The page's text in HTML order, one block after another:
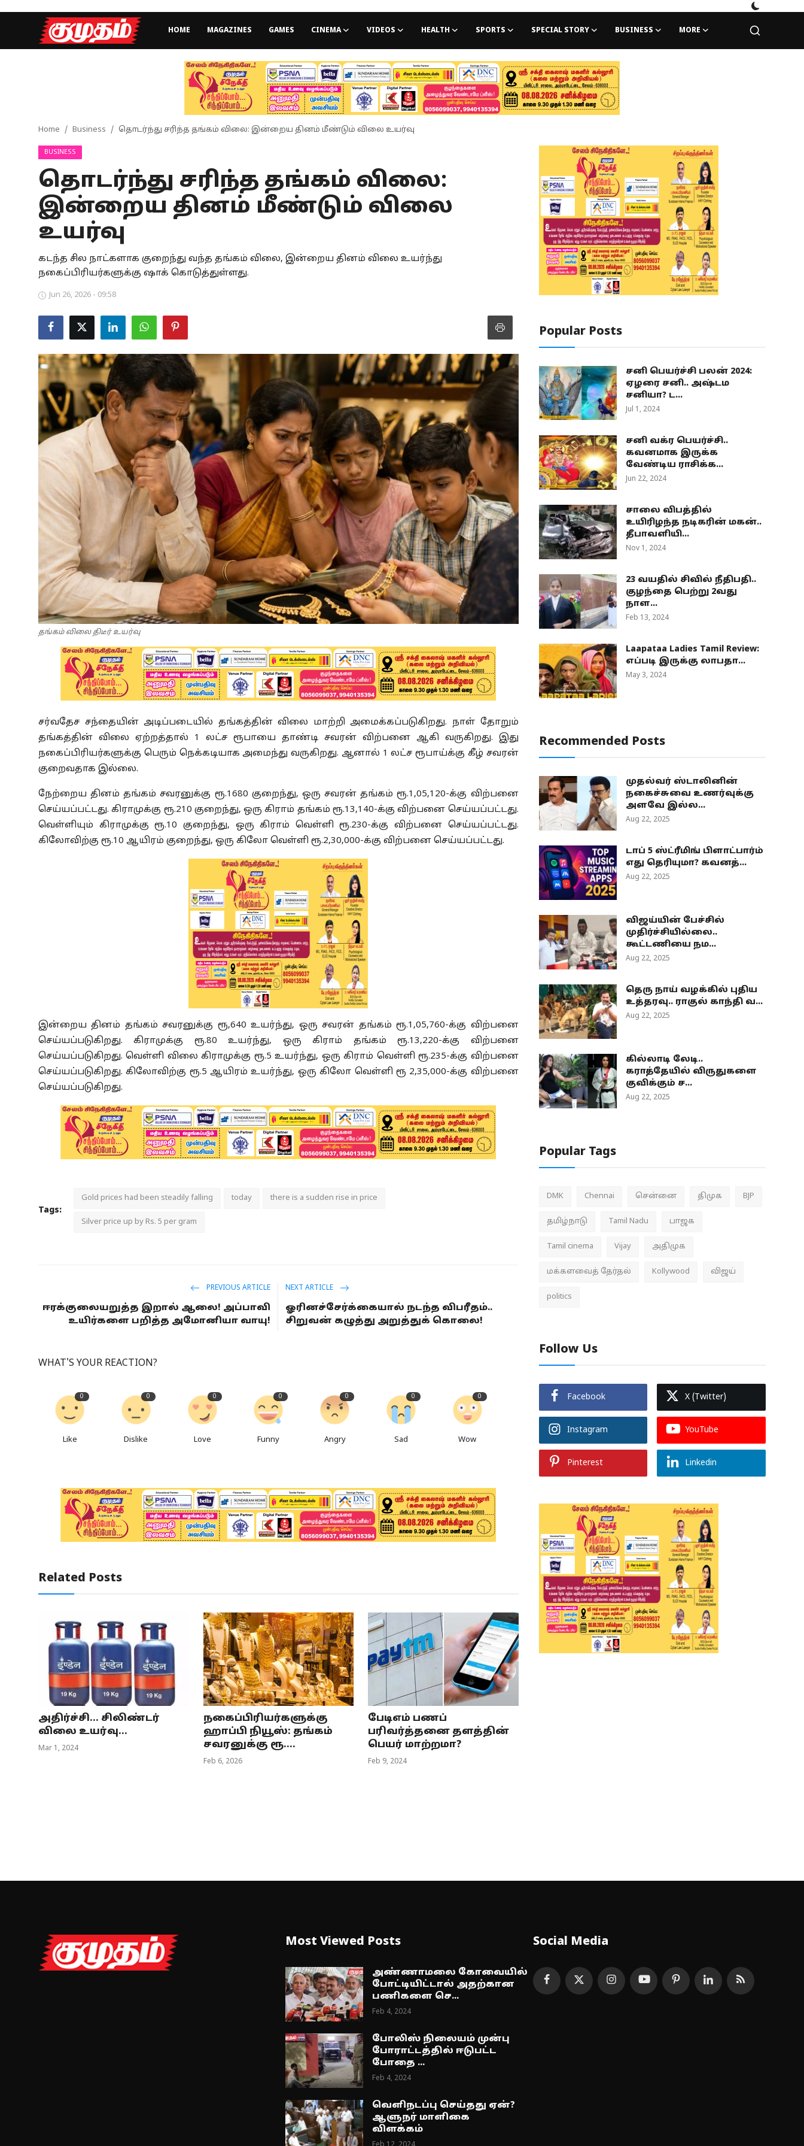
HOME MAGAZINES GAMES CINEMA VIDEOS HEALTH SPORTS SPECIAL STORY BUSINESS MORE
Games
Special Story
Tamilnadu
National
Astrology
Spirituality
Politics
Home Business தொடர்ந்து சரிந்த தங்கம் விலை: இன்றைய தினம் மீண்டும் விலை உயர்வு
BUSINESS
தொடர்ந்து சரிந்த தங்கம் விலை:
இன்றைய தினம் மீண்டும் விலை
உயர்வு
கடந்த சில நாட்களாக குறைந்து வந்த தங்கம் விலை, இன்றைய தினம் விலை உயர்ந்து
நகைப்பிரியர்களுக்கு ஷாக் கொடுத்துள்ளது.
Jun 26, 2026 - 09:58
தங்கம் விலை திடீர் உயர்வு
சர்வதேச சந்தையின் அடிப்படையில் தங்கத்தின் விலை மாற்றி அமைக்கப்படுகிறது. நாள் தோறும்
தங்கத்தின் விலை ஏற்றத்தால் 1 லட்ச ரூபாயை தாண்டி சவரன் விற்பனை ஆகி வருகிறது. இது
நகைப்பிரியர்களுக்கு பெரும் நெக்கடியாக அமைந்து வருகிறது. ஆனால் 1 லட்ச ரூபாய்க்கு கீழ் சவரன்
குறைவதாக இல்லை.
நேற்றைய தினம் தங்கம் சவரனுக்கு ரூ.1680 குறைந்து, ஒரு சவரன் தங்கம் ரூ.1,05,120-க்கு விற்பனை
செய்யப்பட்டது. கிராமுக்கு ரூ.210 குறைந்து, ஒரு கிராம் தங்கம் ரூ.13,140-க்கு விற்பனை செய்யப்பட்டது.
வெள்ளியும் கிராமுக்கு ரூ.10 குறைந்து, ஒரு கிராம் வெள்ளி ரூ.230-க்கு விற்பனை செய்யப்பட்டது.
கிலோவிற்கு ரூ.10 ஆயிரம் குறைந்து, ஒரு கிலோ வெள்ளி ரூ.2,30,000-க்கு விற்பனை செய்யப்பட்டது.
இன்றைய தினம் தங்கம் சவரனுக்கு ரூ,640 உயர்ந்து, ஒரு சவரன் தங்கம் ரூ.1,05,760-க்கு விற்பனை
செய்யப்படுகிறது. கிராமுக்கு ரூ.80 உயர்ந்து, ஒரு கிராம் தங்கம் ரூ.13,220-க்கு விற்பனை
செய்யப்படுகிறது. வெள்ளி விலை கிராமுக்கு ரூ.5 உயர்ந்து, ஒரு கிராம் வெள்ளி ரூ.235-க்கு விற்பனை
செய்யப்படுகிறது. கிலோவிற்கு ரூ.5 ஆயிரம் உயர்ந்து, ஒரு கிலோ வெள்ளி ரூ 2,35,000-க்கு விற்பனை
செய்யப்படுகிறது.
Tags:
Gold prices had been steadily falling today there is a sudden rise in price
Silver price up by Rs. 5 per gram
PREVIOUS ARTICLE
ஈரக்குலையறுத்த இறால் ஆலை! அப்பாவி
உயிர்களை பறித்த அமோனியா வாயு!
NEXT ARTICLE
ஓரினச்சேர்க்கையால் நடந்த விபரீதம்..
சிறுவன் கழுத்து அறுத்துக் கொலை!
WHAT'S YOUR REACTION?
0
Like
0
Dislike
0
Love
0
Funny
0
Angry
0
Sad
0
Wow
Related Posts
அதிர்ச்சி... சிலிண்டர்
விலை உயர்வு...
Mar 1, 2024
நகைப்பிரியர்களுக்கு
ஹாப்பி நியூஸ்: தங்கம்
சவரனுக்கு ரூ....
Feb 6, 2026
பேடிஎம் பணப்
பரிவர்த்தனை தளத்தின்
பெயர் மாற்றமா?
Feb 9, 2024
Popular Posts
சனி பெயர்ச்சி பலன் 2024:
ஏழரை சனி.. அஷ்டம
சனியா? ட...
Jul 1, 2024
சனி வக்ர பெயர்ச்சி..
கவனமாக இருக்க
வேண்டிய ராசிக்க...
Jun 22, 2024
சாலை விபத்தில்
உயிரிழந்த நடிகரின் மகன்..
தீபாவளியி...
Nov 1, 2024
23 வயதில் சிவில் நீதிபதி..
குழந்தை பெற்று 2வது
நாள...
Feb 13, 2024
Laapataa Ladies Tamil Review:
எப்படி இருக்கு லாபதா...
May 3, 2024
Recommended Posts
முதல்வர் ஸ்டாலினின்
நகைச்சுவை உணர்வுக்கு
அளவே இல்ல...
Aug 22, 2025
டாப் 5 ஸ்ட்ரீமிங் பிளாட்பார்ம்
எது தெரியுமா? கவனத்...
Aug 22, 2025
விஜய்யின் பேச்சில்
முதிர்ச்சியில்லை..
கூட்டணியை நம...
Aug 22, 2025
தெரு நாய் வழக்கில் புதிய
உத்தரவு.. ராகுல் காந்தி வ...
Aug 22, 2025
கில்லாடி லேடி..
கராத்தேயில் விருதுகளை
குவிக்கும் ச...
Aug 22, 2025
Popular Tags
DMK Chennai சென்னை திமுக BJP
தமிழ்நாடு Tamil Nadu பாஜக
Tamil cinema Vijay அதிமுக
மக்களவைத் தேர்தல் Kollywood விஜய்
politics
Follow Us
Facebook X (Twitter)
Instagram YouTube
Pinterest Linkedin
Most Viewed Posts
அண்ணாமலை கோவையில்
போட்டியிட்டால் அதற்கான
பணிகளை செ...
Feb 4, 2024
போலிஸ் நிலையம் முன்பு
போராட்டத்தில் ஈடுபட்ட
போதை ...
Feb 4, 2024
வெளிநடப்பு செய்தது ஏன்?
ஆளுநர் மாளிகை
விளக்கம்
Social Media